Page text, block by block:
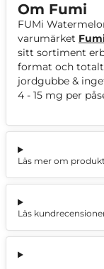
Om Fumi
FUMi
varumärket
sitt sortiment
format och totalt
jordgubbe &
4 - 15 mg per
Läs mer om
Läs